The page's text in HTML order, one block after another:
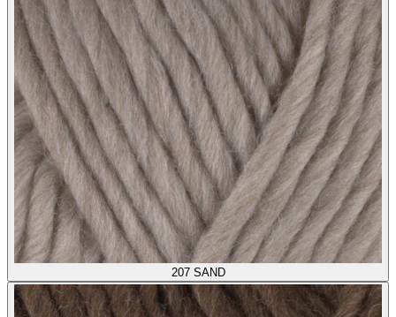
207 SAND